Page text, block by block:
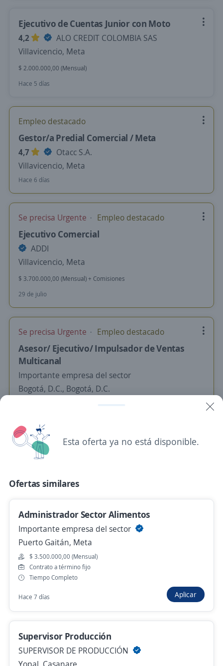
Ejecutivo de Cuentas Junior con Moto
4,2
ALO CREDIT COLOMBIA SAS
Villavicencio, Meta
$ 2.000.000,00 (Mensual)
Hace 5 días
Empleo destacado
Gestor/a Predial Comercial / Meta
4,7
Otacc S.A.
Villavicencio, Meta
Hace 6 días
Se precisa Urgente Empleo destacado
Ejecutivo Comercial
ADDI
Villavicencio, Meta
$ 3.700.000,00 (Mensual) + Comisiones
29 de julio
Se precisa Urgente Empleo destacado
Asesor/ Ejecutivo/ Impulsador de Ventas
Multicanal
Importante empresa del sector
Bogotá, D.C., Bogotá, D.C.
Ejecutivo Comercial Externo
Bogotá, D.C., Bogotá, D.C.
Hace 3 días
Coordinador de ventas Cali
4,5
SUMMAR TEMPORALES SAS
$ 1.750.905,00 (Mensual) + Comisiones
Ejecutivo Comercial Senior
Esta oferta ya no está disponible.
Ofertas similares
Administrador Sector Alimentos
Importante empresa del sector
Puerto Gaitán, Meta
$ 3.500.000,00 (Mensual)
Contrato a término fijo
Tiempo Completo
Hace 7 días Aplicar
Supervisor Producción
SUPERVISOR DE PRODUCCIÓN